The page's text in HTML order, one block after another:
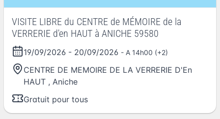
VISITE LIBRE du CENTRE de MÉMOIRE de la
VERRERIE d'en HAUT à ANICHE 59580
19/09/2026 - 20/09/2026 - A 14h00 (+2)
CENTRE DE MEMOIRE DE LA VERRERIE D'En
HAUT , Aniche
Gratuit pour tous